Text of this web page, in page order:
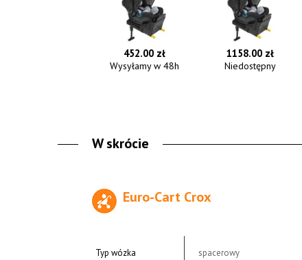
452.00 zł
Wysyłamy w 48h
1158.00 zł
Niedostępny
W skrócie
Euro-Cart Crox
Typ wózka
spacerowy